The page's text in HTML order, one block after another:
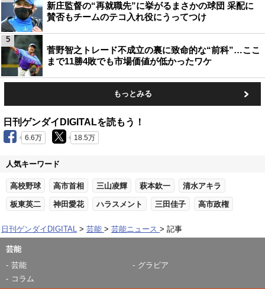
新庄監督の“再就職先”に挙がるまさかの球団 采配に
賛否もチームのテコ入れ役にうってつけ
菅野智之トレード不成立の裏に致命的な“前科”…ここ
まで11勝4敗でも市場価値が低かったワケ
5
もっとみる
日刊ゲンダイDIGITALを読もう！
6.6万 18.5万
人気キーワード
高校野球 高市首相 三山凌輝 萩本欽一 清水アキラ
板東英二 神田愛花 ハラスメント 三田佳子 高市政権
日刊ゲンダイDIGITAL 芸能 芸能ニュース 記事
芸能
芸能
グラビア
コラム